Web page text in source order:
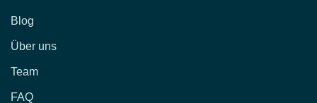
Blog
Über uns
Team
FAQ